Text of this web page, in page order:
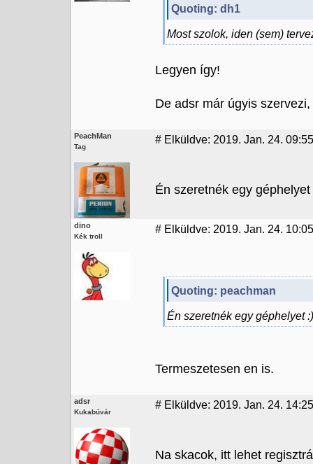
Quoting: dh1
Most szolok, iden (sem)
Legyen így!
De adsr már úgyis
PeachMan
Tag
# Elküldve: 2019. Jan. 24. 09:55
Én szeretnék egy géphelyet
dino
Kék troll
# Elküldve: 2019. Jan. 24. 10:05
Quoting: peachman
Én szeretnék egy géphelyet
Termeszetesen en is.
adsr
Kukabúvár
# Elküldve: 2019. Jan. 24.
Na skacok, itt lehet